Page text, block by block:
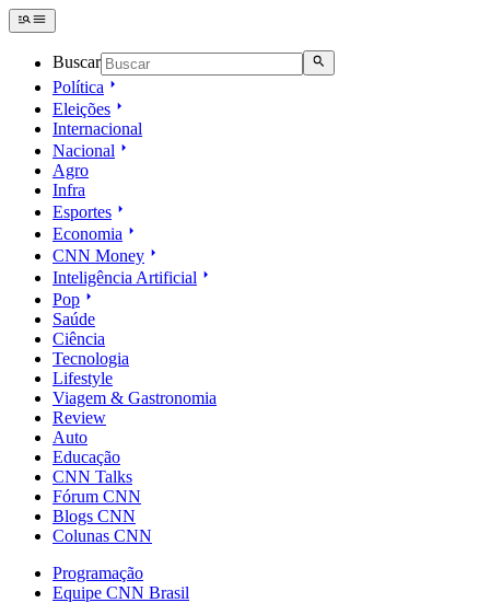
Buscar
Política
Eleições
Internacional
Nacional
Agro
Infra
Esportes
Economia
CNN Money
Inteligência Artificial
Pop
Saúde
Ciência
Tecnologia
Lifestyle
Viagem & Gastronomia
Review
Auto
Educação
CNN Talks
Fórum CNN
Blogs CNN
Colunas CNN
Programação
Equipe CNN Brasil